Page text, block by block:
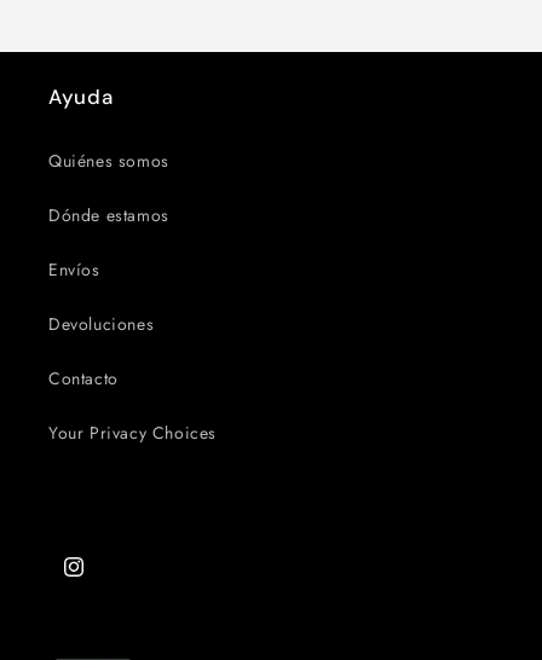
Ayuda
Quiénes somos
Dónde estamos
Envíos
Devoluciones
Contacto
Your Privacy Choices
Instagram